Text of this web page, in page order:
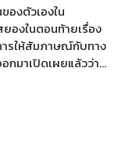
องตัวเองใน
องในตอนท้ายเรื่อง
ารให้สัมภาษณ์กับทาง
กมาเปิดเผยแล้วว่า…